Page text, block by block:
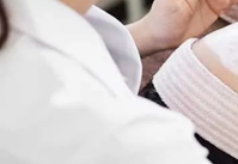
カテゴリー